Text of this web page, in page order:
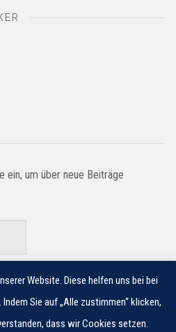
ein, um über neue Beiträge
PUMPEN GMBH
Website. Diese helfen uns bei bei
Sie auf „Alle zustimmen“ klicken,
dass wir Cookies setzen.